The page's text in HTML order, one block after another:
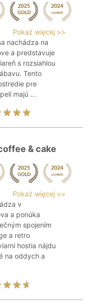
Pokaż więcej >>
nachádza na
a predstavuje
s rozsiahlou
Tento
pre
majú ...
& cake
Pokaż więcej >>
v
a ponúka
spojením
a retro
hostia nájdu
na oddych a